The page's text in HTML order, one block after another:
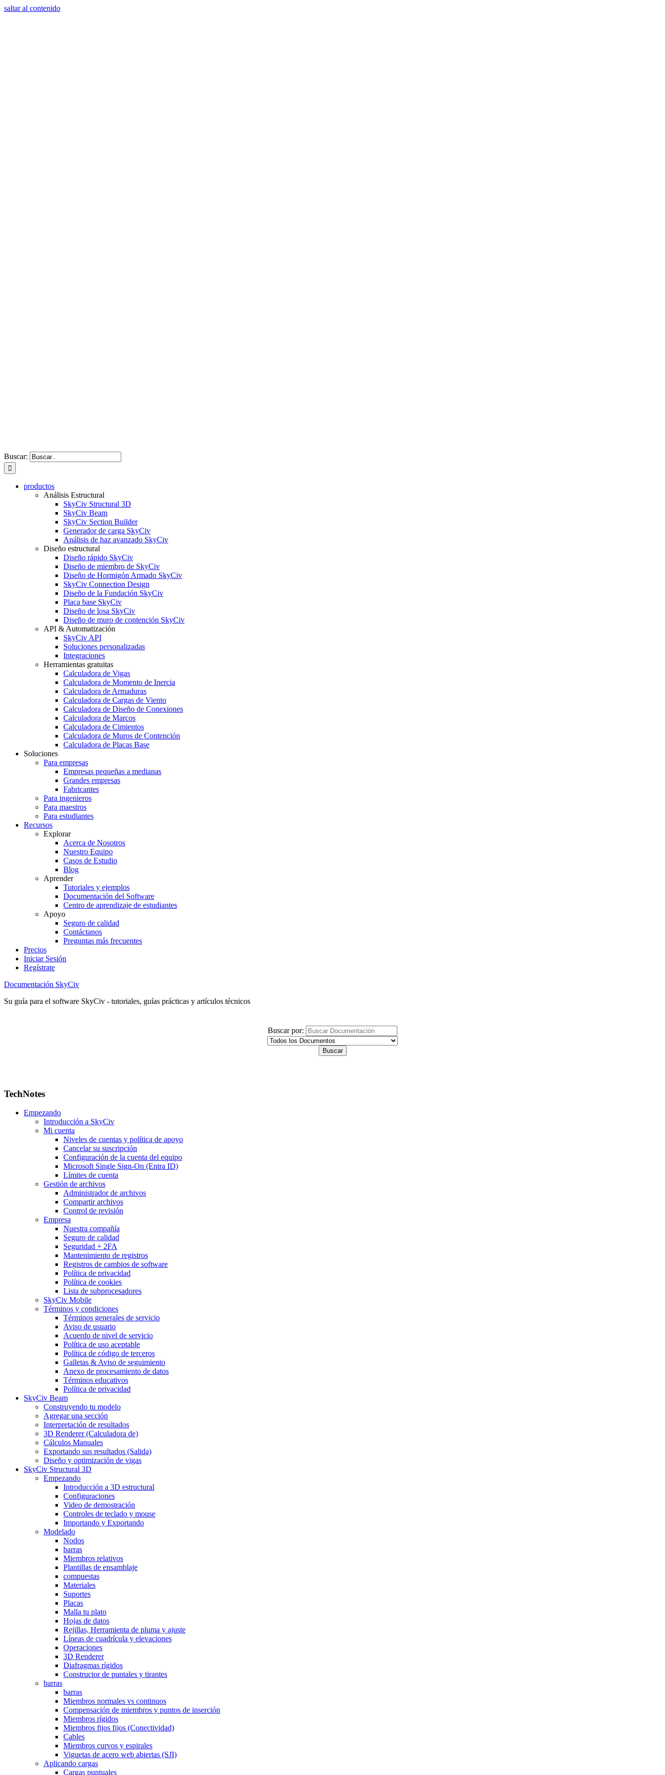
saltar al contenido
Buscar:
productos
Análisis Estructural
SkyCiv Structural 3D
SkyCiv Beam
SkyCiv Section Builder
Generador de carga SkyCiv
Análisis de haz avanzado SkyCiv
Diseño estructural
Diseño rápido SkyCiv
Diseño de miembro de SkyCiv
Diseño de Hormigón Armado SkyCiv
SkyCiv Connection Design
Diseño de la Fundación SkyCiv
Placa base SkyCiv
Diseño de losa SkyCiv
Diseño de muro de contención SkyCiv
API & Automatización
SkyCiv API
Soluciones personalizadas
Integraciones
Herramientas gratuitas
Calculadora de Vigas
Calculadora de Momento de Inercia
Calculadora de Armaduras
Calculadora de Cargas de Viento
Calculadora de Diseño de Conexiones
Calculadora de Marcos
Calculadora de Cimientos
Calculadora de Muros de Contención
Calculadora de Placas Base
Soluciones
Para empresas
Empresas pequeñas a medianas
Grandes empresas
Fabricantes
Para ingenieros
Para maestros
Para estudiantes
Recursos
Explorar
Acerca de Nosotros
Nuestro Equipo
Casos de Estudio
Blog
Aprender
Tutoriales y ejemplos
Documentación del Software
Centro de aprendizaje de estudiantes
Apoyo
Seguro de calidad
Contáctanos
Preguntas más frecuentes
Precios
Iniciar Sesión
Regístrate
Documentación SkyCiv
Su guía para el software SkyCiv - tutoriales, guías prácticas y artículos técnicos
Buscar por:
TechNotes
Empezando
Introducción a SkyCiv
Mi cuenta
Niveles de cuentas y política de apoyo
Cancelar su suscripción
Configuración de la cuenta del equipo
Microsoft Single Sign-On (Entra ID)
Límites de cuenta
Gestión de archivos
Administrador de archivos
Compartir archivos
Control de revisión
Empresa
Nuestra compañía
Seguro de calidad
Seguridad + 2FA
Mantenimiento de registros
Registros de cambios de software
Política de privacidad
Política de cookies
Lista de subprocesadores
SkyCiv Mobile
Términos y condiciones
Términos generales de servicio
Aviso de usuario
Acuerdo de nivel de servicio
Política de uso aceptable
Política de código de terceros
Galletas & Aviso de seguimiento
Anexo de procesamiento de datos
Términos educativos
Política de privacidad
SkyCiv Beam
Construyendo tu modelo
Agregar una sección
Interpretación de resultados
3D Renderer (Calculadora de)
Cálculos Manuales
Exportando sus resultados (Salida)
Diseño y optimización de vigas
SkyCiv Structural 3D
Empezando
Introducción a 3D estructural
Configuraciones
Video de demostración
Controles de teclado y mouse
Importando y Exportando
Modelado
Nodos
barras
Miembros relativos
Plantillas de ensamblaje
compuestas
Materiales
Suportes
Placas
Malla tu plato
Hojas de datos
Rejillas, Herramienta de pluma y ajuste
Líneas de cuadrícula y elevaciones
Operaciones
3D Renderer
Diafragmas rígidos
Constructor de puntales y tirantes
barras
barras
Miembros normales vs continuos
Compensación de miembros y puntos de inserción
Miembros rígidos
Miembros fijos fijos (Conectividad)
Cables
Miembros curvos y espirales
Viguetas de acero web abiertas (SJI)
Aplicando cargas
Cargas puntuales